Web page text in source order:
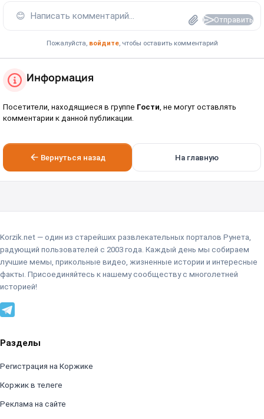
😊 Написать комментарий... Отправить
Пожалуйста, войдите, чтобы оставить комментарий
Информация
Посетители, находящиеся в группе Гости, не могут оставлять
комментарии к данной публикации.
Вернуться назад На главную
Korzik.net — один из старейших развлекательных порталов Рунета,
радующий пользователей с 2003 года. Каждый день мы собираем
лучшие мемы, прикольные видео, жизненные истории и интересные
факты. Присоединяйтесь к нашему сообществу с многолетней
историей!
Разделы
Регистрация на Коржике
Коржик в телеге
Реклама на сайте